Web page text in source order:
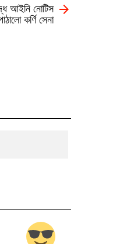
আইনি নোটিস
কর্ণি সেনা